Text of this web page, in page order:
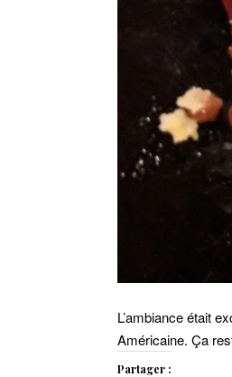
L’ambiance était
Américaine. Ça
Partager :